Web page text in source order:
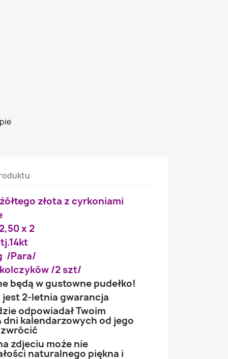
złota z cyrkoniami
x 2
/Para/
/2 szt/
będą w gustowne pudełko!
2-letnia gwarancja
odpowiadał Twoim
dni kalendarzowych od jego
zdjeciu może nie
naturalnego piękna i